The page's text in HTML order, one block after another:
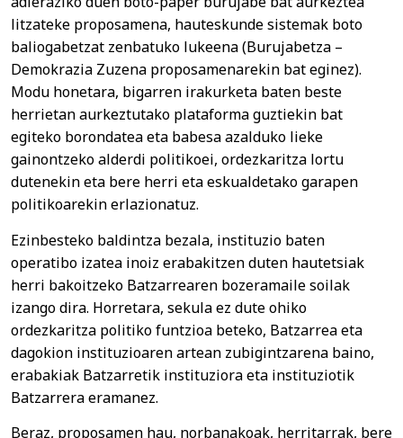
litzateke proposamena, hauteskunde sistemak boto
baliogabetzat zenbatuko lukeena (Burujabetza –
Demokrazia Zuzena proposamenarekin bat eginez).
Modu honetara, bigarren irakurketa baten beste
herrietan aurkeztutako plataforma guztiekin bat
egiteko borondatea eta babesa azalduko lieke
gainontzeko alderdi politikoei, ordezkaritza lortu
dutenekin eta bere herri eta eskualdetako garapen
politikoarekin erlazionatuz.
Ezinbesteko baldintza bezala, instituzio baten
operatibo izatea inoiz erabakitzen duten hautetsiak
herri bakoitzeko Batzarrearen bozeramaile soilak
izango dira. Horretara, sekula ez dute ohiko
ordezkaritza politiko funtzioa beteko, Batzarrea eta
dagokion instituzioaren artean zubigintzarena baino,
erabakiak Batzarretik instituziora eta instituziotik
Batzarrera eramanez.
Beraz, proposamen hau, norbanakoak, herritarrak, bere